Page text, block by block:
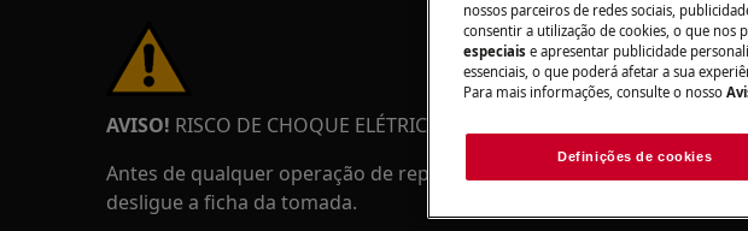
AVISO! RISCO DE CHOQUE ELÉTRICO
Antes de qualquer operação de reparação ou manutenção, desative o
desligue a ficha da tomada.
nossos parceiros de redes sociais,
consentir a utilização de cookies, o que nos
especiais e apresentar publicidade
essenciais, o que poderá afetar a sua
Para mais informações, consulte o nosso
Definições de cookies